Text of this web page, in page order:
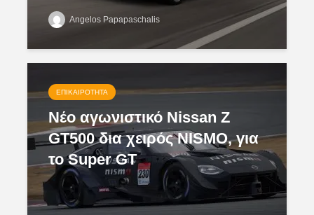
Angelos Papapaschalis
ΕΠΙΚΑΙΡΌΤΗΤΑ
Νέο αγωνιστικό Nissan Z
GT500 δια χειρός NISMO, για
το Super GT